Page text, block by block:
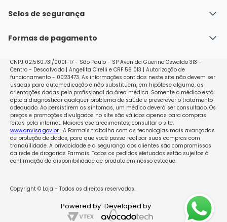
Nossas lojas
Política de Envio
Políticas de Trocas e Devoluções
Selos de segurança
Formas de pagamento
CNPJ 02.560.731/0001-17 - São Paulo - SP Avenida Guerino Oswaldo 313 -
Centro - Descalvado | Angelita Cirelli e CRF 58 013 | Autorização de
funcionamento - 0023473. As informações contidas neste site não devem ser
usadas para automedicação e não substituem, em hipótese alguma, as
orientações dadas pelo profissional da área médica. Somente o médico está
apto a diagnosticar qualquer problema de saúde e prescrever o tratamento
adequado. Ao persistirem os sintomas, um médico deverá ser consultado. Os
preços e promoções divulgados no site são válidos apenas para compras
feitas pela internet. Maiores esclarecimentos, consultar o site:
www.anvisa.gov.br. A Farmais trabalha com as tecnologias mais avançadas
de proteção de dados, para que você possa realizar suas compras com
tranqüilidade. A privacidade e a segurança dos clientes são compromissos
da rede de drogarias Farmais. Todos os pedidos efetuados estão sujeitos à
confirmação da disponibilidade de produto em nosso estoque.
Copyright © Loja - Todos os direitos reservados.
Powered by Developed by